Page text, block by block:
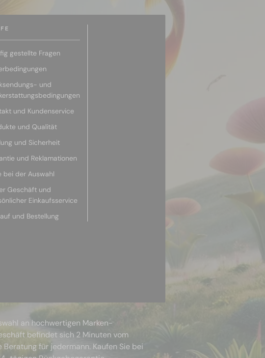
gestellte Fragen
und
und Kundenservice
und Qualität
und Sicherheit
und Reklamationen
bei der Auswahl
Geschäft und
Einkaufsservice
und Bestellung
an hochwertigen Marken-
befindet sich 2 Minuten vom
für jedermann. Kaufen Sie bei